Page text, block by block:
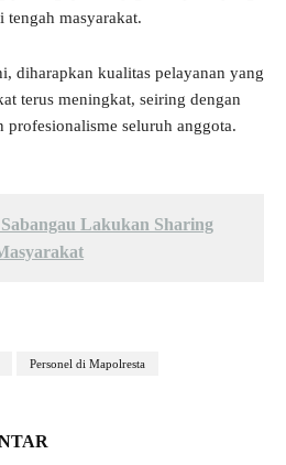
tengah masyarakat.
diharapkan kualitas pelayanan yang
terus meningkat, seiring dengan
profesionalisme seluruh anggota.
Lakukan Sharing
Personel di Mapolresta